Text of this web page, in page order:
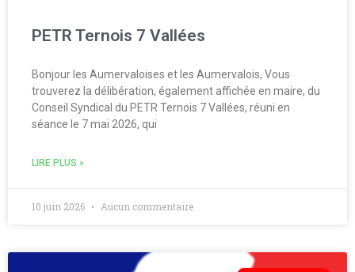
PETR Ternois 7 Vallées
Bonjour les Aumervaloises et les Aumervalois, Vous
trouverez la délibération, également affichée en maire, du
Conseil Syndical du PETR Ternois 7 Vallées, réuni en
séance le 7 mai 2026, qui
LIRE PLUS »
10 juin 2026 Aucun commentaire